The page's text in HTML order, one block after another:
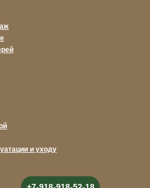
и уходу